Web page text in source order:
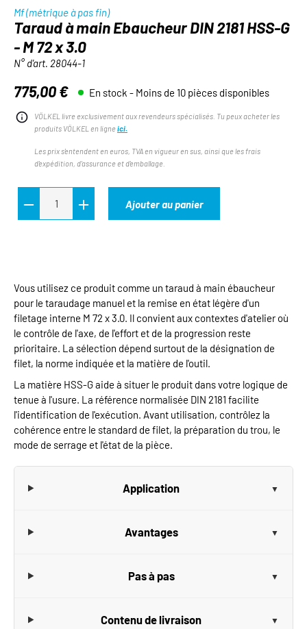
Mf (métrique à pas fin)
Taraud à main Ebaucheur DIN 2181 HSS-G
- M 72 x 3.0
N° d'art. 28044-1
Prix régulier :
775,00 € En stock - Moins de 10 pièces disponibles
VÖLKEL livre exclusivement aux revendeurs spécialisés. Tu peux acheter les
produits VÖLKEL en ligne ici.
Les prix s'entendent en euros, TVA en vigueur en sus, ainsi que les frais
d'expédition, d'assurance et d'emballage.
Ajouter au panier
Vous utilisez ce produit comme un taraud à main ébaucheur
pour le taraudage manuel et la remise en état légère d'un
filetage interne M 72 x 3.0. Il convient aux contextes d'atelier où
le contrôle de l'axe, de l'effort et de la progression reste
prioritaire. La sélection dépend surtout de la désignation de
filet, la norme indiquée et la matière de l'outil.
La matière HSS-G aide à situer le produit dans votre logique de
tenue à l'usure. La référence normalisée DIN 2181 facilite
l'identification de l'exécution. Avant utilisation, contrôlez la
cohérence entre le standard de filet, la préparation du trou, le
mode de serrage et l'état de la pièce.
Application
Avantages
Pas à pas
Contenu de livraison